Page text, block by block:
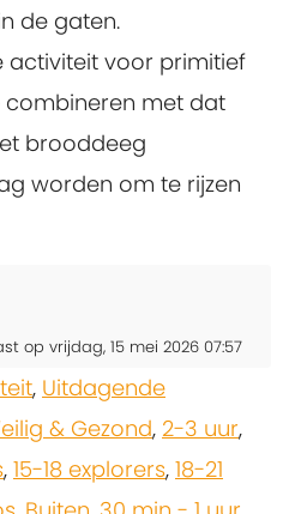
de gaten.
activiteit voor primitief
met dat
brooddeeg
worden om te rijzen
op vrijdag, 15 mei 2026 07:57
, Uitdagende
& Gezond, 2-3 uur,
, 15-18 explorers, 18-21